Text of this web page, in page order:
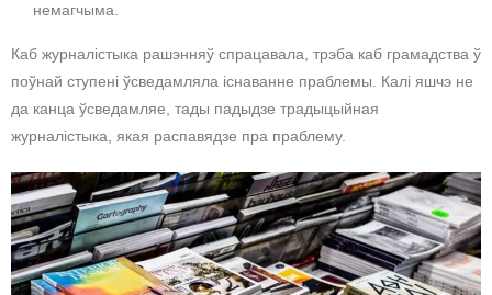
немагчыма.
Каб журналістыка рашэнняў спрацавала, трэба каб грамадства ў
поўнай ступені ўсведамляла існаванне праблемы. Калі яшчэ не
да канца ўсведамляе, тады падыдзе традыцыйная
журналістыка, якая распавядзе пра праблему.